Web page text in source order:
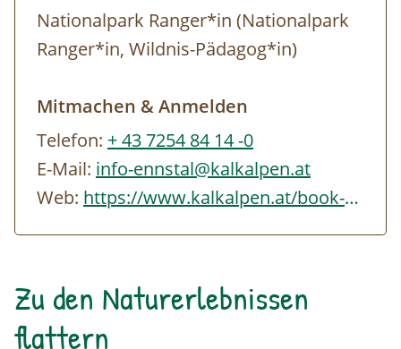
Nationalpark Ranger*in (Nationalpark
Ranger*in, Wildnis-Pädagog*in)
Mitmachen & Anmelden
Telefon: + 43 7254 84 14 -0
E-Mail: info-ennstal@kalkalpen.at
Web:
https://www.kalkalpen.at/book-a-ranger
Zu den Naturerlebnissen
flattern